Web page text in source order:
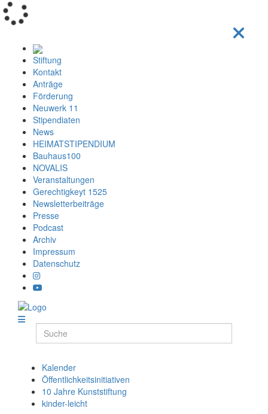
Stiftung
Kontakt
Anträge
Förderung
Neuwerk 11
Stipendiaten
News
HEIMATSTIPENDIUM
Bauhaus100
NOVALIS
Veranstaltungen
Gerechtigkeyt 1525
Newsletterbeiträge
Presse
Podcast
Archiv
Impressum
Datenschutz
Kalender
Öffentlichkeitsinitiativen
10 Jahre Kunststiftung
kinder-leicht